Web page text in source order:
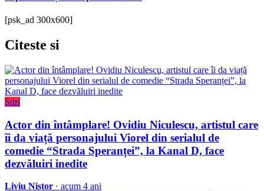
[psk_ad 300x600]
Citeste si
Stiri
Actor din întâmplare! Ovidiu Niculescu, artistul care
îi da viață personajului Viorel din serialul de
comedie “Strada Speranței”, la Kanal D, face
dezvăluiri inedite
Liviu Nistor · acum 4 ani